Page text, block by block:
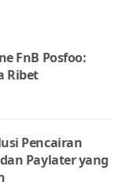
FnB Posfoo:
Ribet
Pencairan
Paylater yang